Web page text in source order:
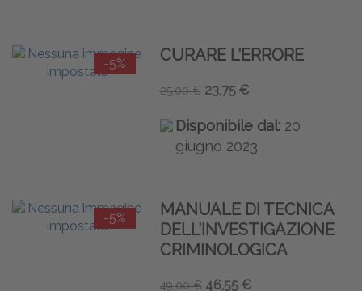
-5% CURARE L’ERRORE
25,00 € 23,75 €
Disponibile dal: 20
giugno 2023
-5%
MANUALE DI TECNICA
DELL’INVESTIGAZIONE
CRIMINOLOGICA
49,00 € 46,55 €